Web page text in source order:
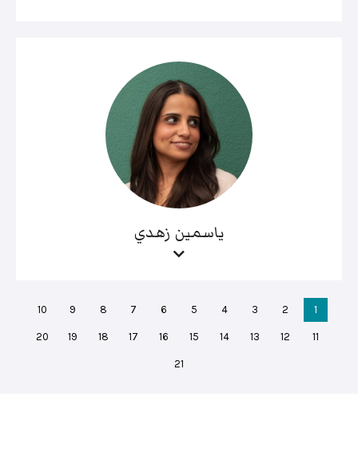
ياسمين زهدي
1
2
3
4
5
6
7
8
9
10
11
12
13
14
15
16
17
18
19
20
21